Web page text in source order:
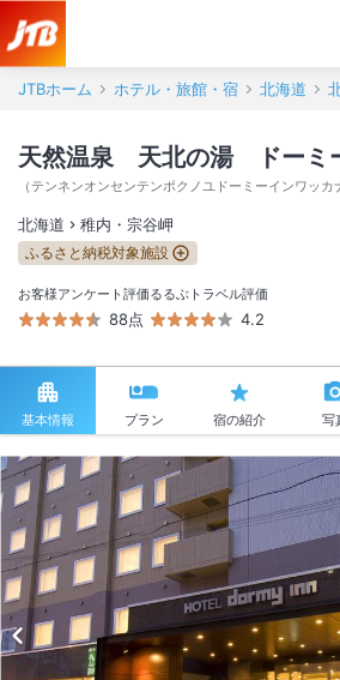
JTBホーム ホテル・旅館・宿 北海道
天然温泉 天北の湯 ドーミ
（テンネンオンセンテンポクノユドーミーインワッカ
北海道 稚内・宗谷岬
ふるさと納税対象施設
お客様アンケート評価
88点
るるぶトラベル評価
4.2
基本情報 プラン 宿の紹介 写